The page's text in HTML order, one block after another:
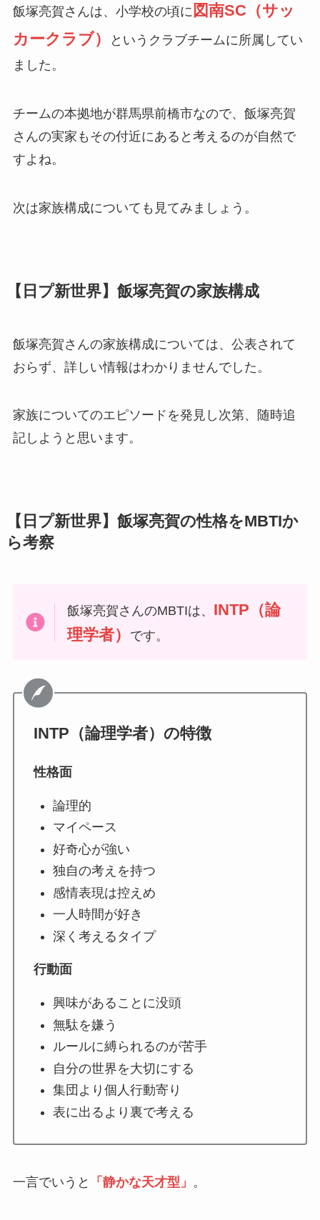
飯塚亮賀さんは、小学校の頃に 図南SC（サッ
カークラブ）
というクラブチームに所属してい
ました。
チームの本拠地が群馬県前橋市なので、飯塚亮賀
さんの実家もその付近にあると考えるのが自然で
すよね。
次は家族構成についても見てみましょう。
【日プ新世界】飯塚亮賀の家族構成
飯塚亮賀さんの家族構成については、公表されて
おらず、詳しい情報はわかりませんでした。
家族についてのエピソードを発見し次第、随時追
記しようと思います。
【日プ新世界】飯塚亮賀の性格をMBTIか
ら考察
飯塚亮賀さんのMBTIは、 INTP（論
理学者）
です。
INTP（論理学者） の特徴
性格面
論理的
マイペース
好奇心が強い
独自の考えを持つ
感情表現は控えめ
一人時間が好き
深く考えるタイプ
行動面
興味があることに没頭
無駄を嫌う
ルールに縛られるのが苦手
自分の世界を大切にする
集団より個人行動寄り
表に出るより裏で考える
一言でいうと 「静かな天才型」 。